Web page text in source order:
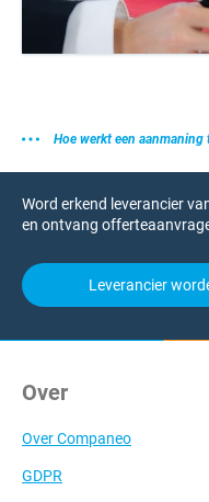
Hoe werkt een
Word erkend leverancier
en ontvang
Leverancier
Over
Over Companeo
GDPR